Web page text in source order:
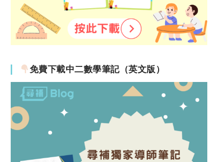
免費下載中二數學筆記（英文版）